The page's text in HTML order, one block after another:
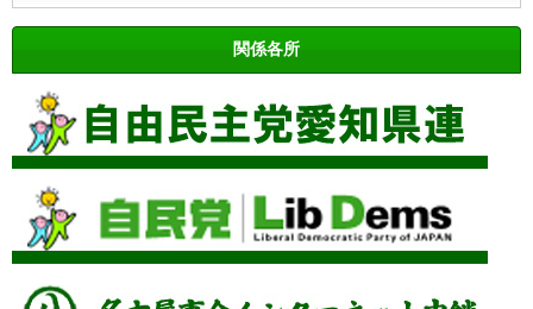
関係各所